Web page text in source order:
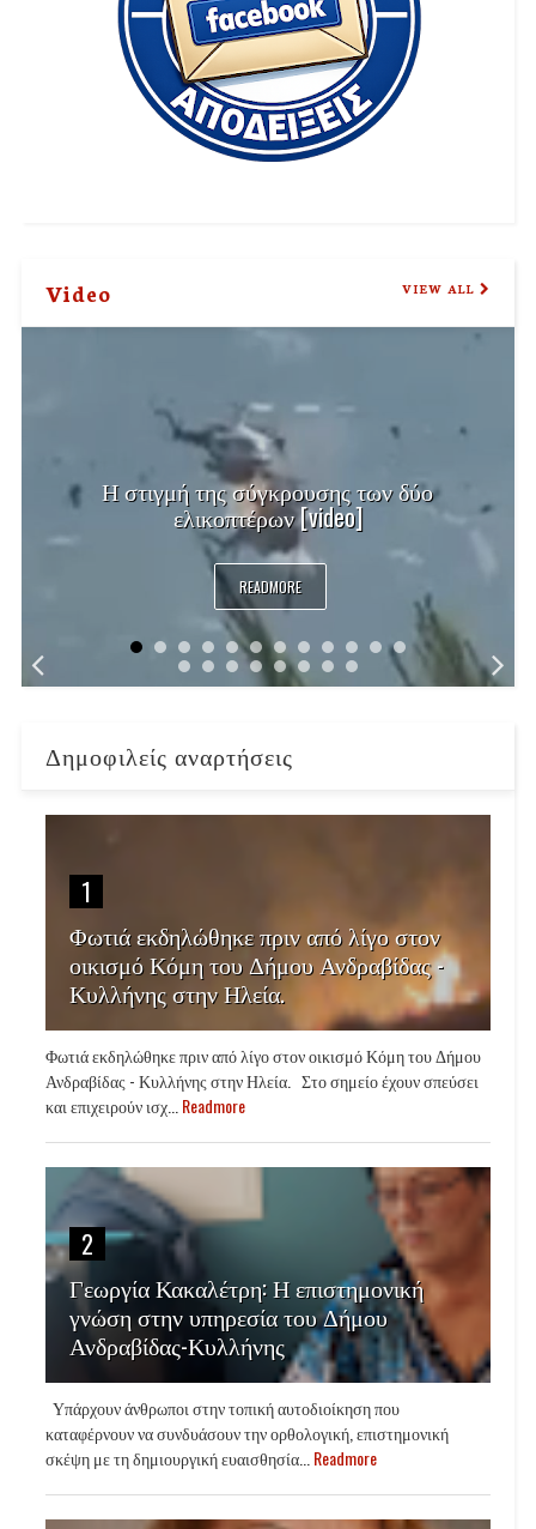
Video VIEW ALL
Η στιγμή της σύγκρουσης των δύο
ελικοπτέρων [video]
READMORE
Δημοφιλείς αναρτήσεις
1
Φωτιά εκδηλώθηκε πριν από λίγο στον
οικισμό Κόμη του Δήμου Ανδραβίδας -
Κυλλήνης στην Ηλεία.
Φωτιά εκδηλώθηκε πριν από λίγο στον οικισμό Κόμη του Δήμου
Ανδραβίδας - Κυλλήνης στην Ηλεία. Στο σημείο έχουν σπεύσει
και επιχειρούν ισχ... Readmore
2
Γεωργία Κακαλέτρη: Η επιστημονική
γνώση στην υπηρεσία του Δήμου
Ανδραβίδας-Κυλλήνης
Υπάρχουν άνθρωποι στην τοπική αυτοδιοίκηση που
καταφέρνουν να συνδυάσουν την ορθολογική, επιστημονική
σκέψη με τη δημιουργική ευαισθησία... Readmore